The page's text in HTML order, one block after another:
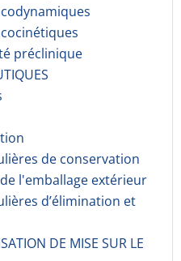
préclinique
de conservation
l'emballage extérieur
d’élimination et
DE MISE SUR LE